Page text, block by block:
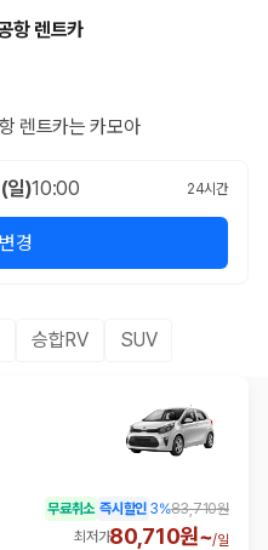
항 렌트카
렌트카는 카모아
일)10:00 24시간
경
승합RV SUV
무료취소 즉시할인 3%83,710원
최저가80,710원~/일